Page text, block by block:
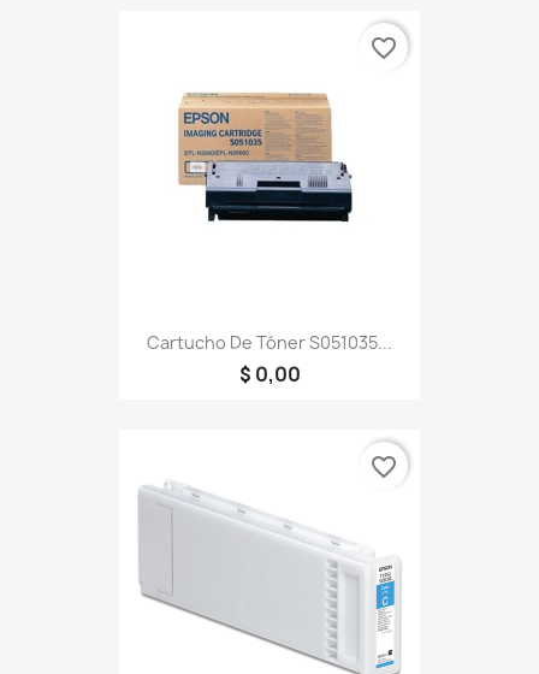
Cartucho De Tóner S051035...
$ 0,00
favorite_border
favorite_border